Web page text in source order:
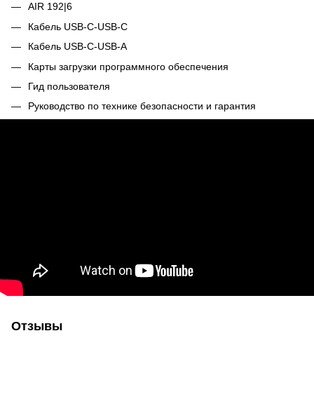
AIR 192|6
Кабель USB-C-USB-C
Кабель USB-C-USB-A
Карты загрузки программного обеспечения
Гид пользователя
Руководство по технике безопасности и гарантия
Отзывы